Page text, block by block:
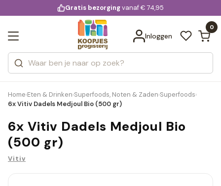
voor 20:00 uur besteld
Gratis bezorgingvanaf € 74,95
Inloggen
0
Zoeken
Categorieën
Merken
Bekijk alle resultaten
Home›Eten & Drinken›Superfoods, Noten & Zaden›Superfoods›
6x Vitiv Dadels Medjoul Bio (500 gr)
6x Vitiv Dadels Medjoul Bio
(500 gr)
Vitiv